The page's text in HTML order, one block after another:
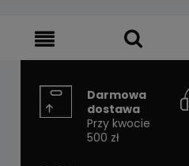
Darmowa
dostawa
Przy kwocie
500 zł